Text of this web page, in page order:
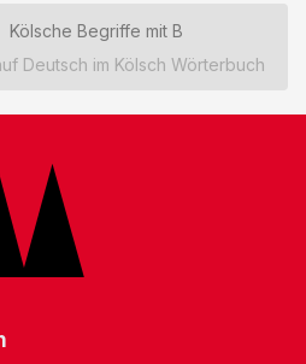
Kölsche Begriffe mit B
Deutsch im Kölsch Wörterbuch